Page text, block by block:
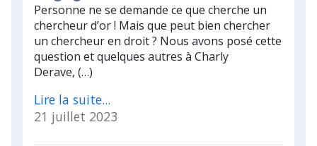
Personne ne se demande ce que cherche un
chercheur d’or ! Mais que peut bien chercher
un chercheur en droit ? Nous avons posé cette
question et quelques autres à Charly
Derave, (…)
Lire la suite...
21 juillet 2023